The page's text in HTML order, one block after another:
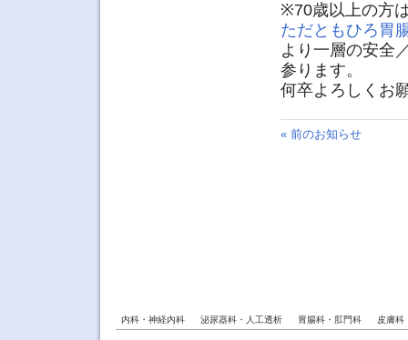
※70歳以上の方
ただともひろ胃
より一層の安全
参ります。
何卒よろしくお
« 前のお知らせ
内科・神経内科 泌尿器科・人工透析 胃腸科・肛門科 皮膚科